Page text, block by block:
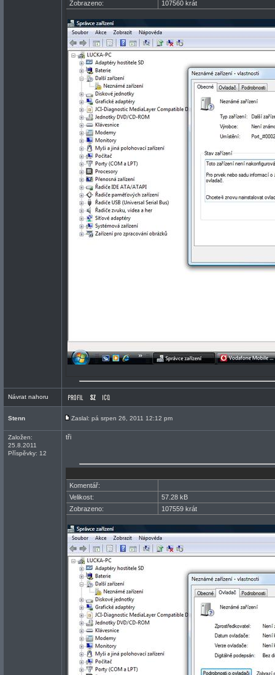
Zobrazeno: 107560 krát
Návrat nahoru
Stenn Zaslal: pá srpen 26, 2011 12:12 pm
Založen:
25.8.2011
Příspěvky: 12
tři
Komentář:
Velikost:
57.28 kB
Zobrazeno:
107559 krát